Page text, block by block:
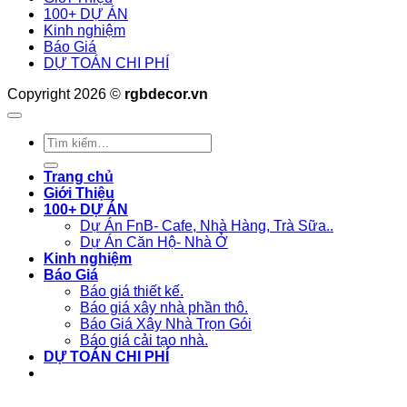
100+ DỰ ÁN
Kinh nghiệm
Báo Giá
DỰ TOÁN CHI PHÍ
Copyright 2026 © rgbdecor.vn
Tìm
kiếm:
Trang chủ
Giới Thiệu
100+ DỰ ÁN
Dự Án FnB- Cafe, Nhà Hàng, Trà Sữa..
Dự Án Căn Hộ- Nhà Ở
Kinh nghiệm
Báo Giá
Báo giá thiết kế.
Báo giá xây nhà phần thô.
Báo Giá Xây Nhà Trọn Gói
Báo giá cải tạo nhà.
DỰ TOÁN CHI PHÍ